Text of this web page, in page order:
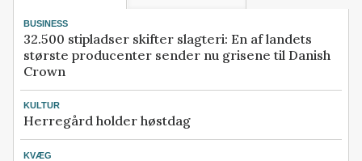
BUSINESS
32.500 stipladser skifter slagteri: En af landets
største producenter sender nu grisene til Danish
Crown
KULTUR
Herregård holder høstdag
KVÆG